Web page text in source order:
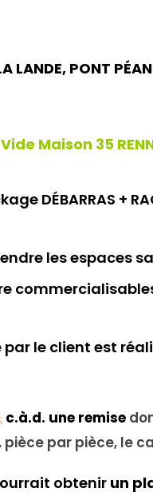
LANDE, PONT PÉAN
Maison 35
DÉBARRAS +
les espaces
le client est
c.à.d. une remise
par pièce, le
obtenir un